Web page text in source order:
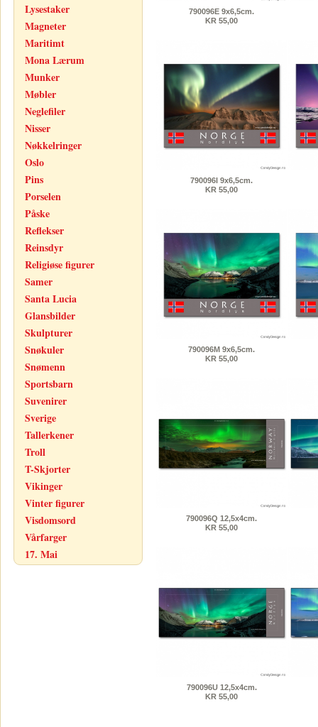
Lysestaker
Magneter
Maritimt
Mona Lærum
Munker
Møbler
Neglefiler
Nisser
Nøkkelringer
Oslo
Pins
Porselen
Påske
Reflekser
Reinsdyr
Religiøse figurer
Samer
Santa Lucia
Glansbilder
Skulpturer
Snøkuler
Snømenn
Sportsbarn
Suvenirer
Sverige
Tallerkener
Troll
T-Skjorter
Vikinger
Vinter figurer
Visdomsord
Vårfarger
17. Mai
790096E 9x6,5cm.
KR 55,00
790096I 9x6,5cm.
KR 55,00
790096M 9x6,5cm.
KR 55,00
790096Q 12,5x4cm.
KR 55,00
790096U 12,5x4cm.
KR 55,00